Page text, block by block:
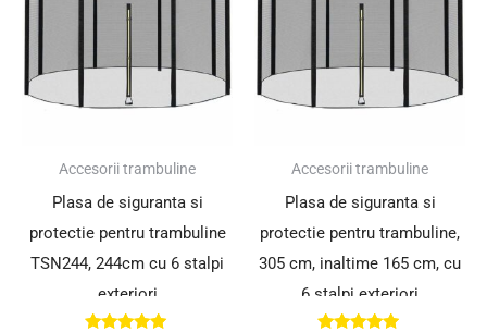
Accesorii trambuline
Plasa de siguranta si
protectie pentru trambuline
TSN244, 244cm cu 6 stalpi
exteriori
Accesorii trambuline
Plasa de siguranta si
protectie pentru trambuline,
305 cm, inaltime 165 cm, cu
6 stalpi exteriori